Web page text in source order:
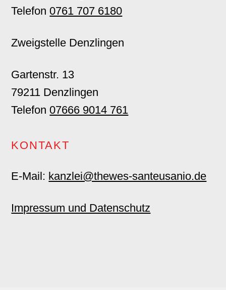
Telefon0761 707 6180
Zweigstelle Denzlingen
Gartenstr. 13
79211 Denzlingen
Telefon07666 9014 761
KONTAKT
E-Mail: kanzlei@thewes-santeusanio.de
Impressum und Datenschutz